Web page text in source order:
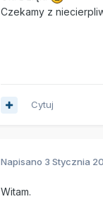
Czekamy z
Cytuj
Napisano 3 Stycznia
Witam.